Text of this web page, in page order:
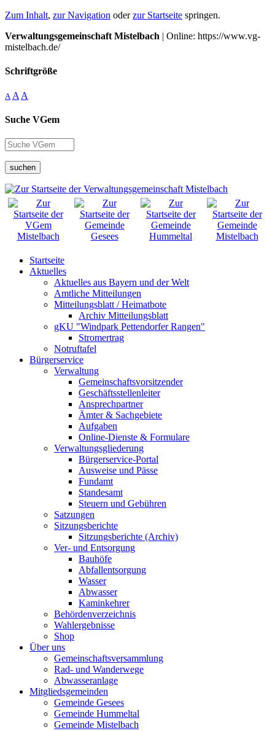
Zum Inhalt, zur Navigation oderzur Startseite springen.
Verwaltungsgemeinschaft Mistelbach | Online: https://www.vg-
mistelbach.de/
Schriftgröße
A A A
Suche VGem
suchen
Startseite
Aktuelles
Aktuelles aus Bayern und der Welt
Amtliche Mitteilungen
Mitteilungsblatt / Heimatbote
Archiv Mitteilungsblatt
gKU "Windpark Pettendorfer Rangen"
Stromertrag
Notruftafel
Bürgerservice
Verwaltung
Gemeinschaftsvorsitzender
Geschäftsstellenleiter
Ansprechpartner
Ämter & Sachgebiete
Aufgaben
Online-Dienste & Formulare
Verwaltungsgliederung
Bürgerservice-Portal
Ausweise und Pässe
Fundamt
Standesamt
Steuern und Gebühren
Satzungen
Sitzungsberichte
Sitzungsberichte (Archiv)
Ver- und Entsorgung
Bauhöfe
Abfallentsorgung
Wasser
Abwasser
Kaminkehrer
Behördenverzeichnis
Wahlergebnisse
Shop
Über uns
Gemeinschaftsversammlung
Rad- und Wanderwege
Abwasseranlage
Mitgliedsgemeinden
Gemeinde Gesees
Gemeinde Hummeltal
Gemeinde Mistelbach